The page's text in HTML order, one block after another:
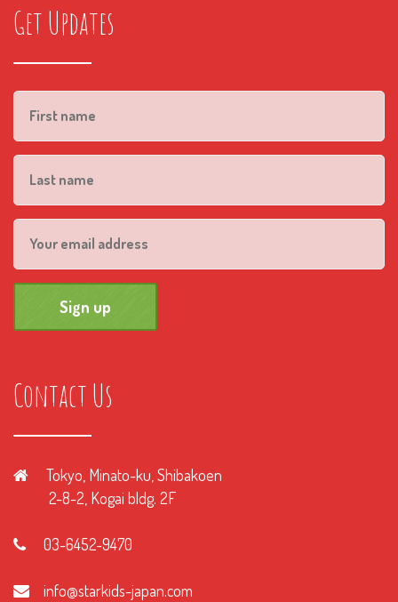
Get Updates
Contact Us
Tokyo, Minato-ku, Shibakoen
2-8-2, Kogai bldg. 2F
03-6452-9470
info@starkids-japan.com